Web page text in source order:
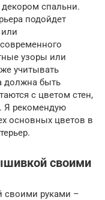
спальни.
подойдет
узоры или
учитывать
должна быть
с цветом стен,
Я рекомендую
основных цветов в
своими
своими руками –